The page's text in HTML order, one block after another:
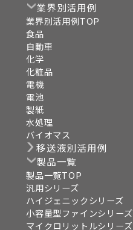
業界別活用例
業界別活用例TOP
食品
自動車
化学
化粧品
電機
電池
製紙
水処理
バイオマス
移送液別活用例
製品一覧
製品一覧TOP
汎用シリーズ
ハイジェニックシリーズ
小容量型ファインシリーズ
マイクロリットルシリーズ